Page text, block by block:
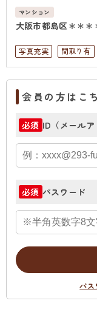
マンション
大阪市都島区＊＊＊
写真充実 間取り有
駅徒歩10分以内
ペ
南面バルコニー
オ
上下水道完備
会員の方はこ
必須 ID（メールア
必須 パスワード
パス